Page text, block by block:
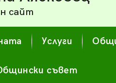
сайт
Услуги
съвет